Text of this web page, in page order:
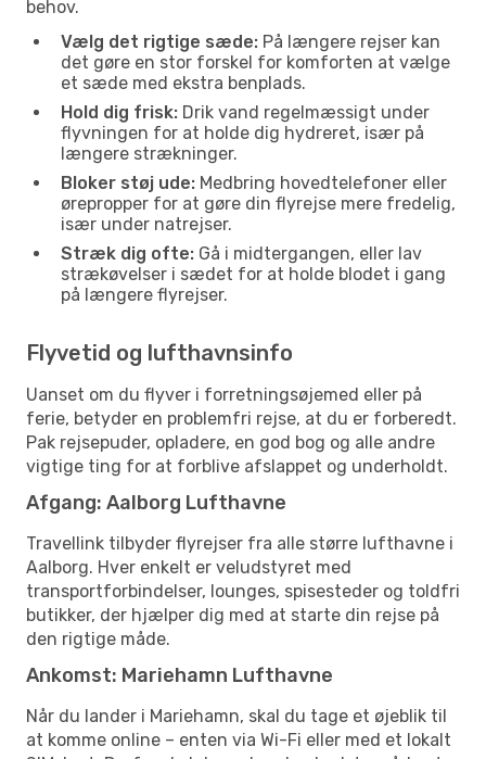
behov.
Vælg det rigtige sæde: På længere rejser kan
det gøre en stor forskel for komforten at vælge
et sæde med ekstra benplads.
Hold dig frisk: Drik vand regelmæssigt under
flyvningen for at holde dig hydreret, især på
længere strækninger.
Bloker støj ude: Medbring hovedtelefoner eller
ørepropper for at gøre din flyrejse mere fredelig,
især under natrejser.
Stræk dig ofte: Gå i midtergangen, eller lav
strækøvelser i sædet for at holde blodet i gang
på længere flyrejser.
Flyvetid og lufthavnsinfo
Uanset om du flyver i forretningsøjemed eller på
ferie, betyder en problemfri rejse, at du er forberedt.
Pak rejsepuder, opladere, en god bog og alle andre
vigtige ting for at forblive afslappet og underholdt.
Afgang: Aalborg Lufthavne
Travellink tilbyder flyrejser fra alle større lufthavne i
Aalborg. Hver enkelt er veludstyret med
transportforbindelser, lounges, spisesteder og toldfri
butikker, der hjælper dig med at starte din rejse på
den rigtige måde.
Ankomst: Mariehamn Lufthavne
Når du lander i Mariehamn, skal du tage et øjeblik til
at komme online – enten via Wi-Fi eller med et lokalt